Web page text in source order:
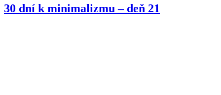
30 dní k minimalizmu – deň 21